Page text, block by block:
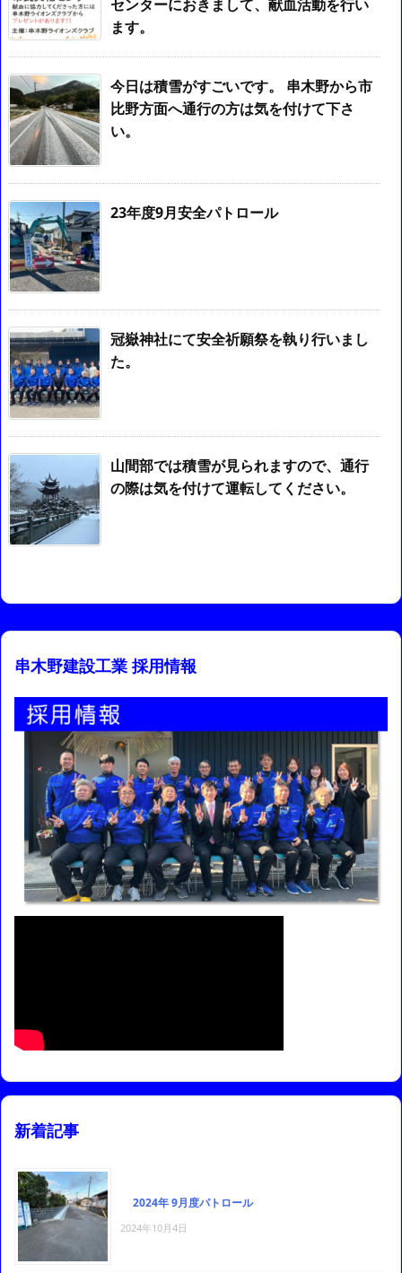
センターにおきまして、献血活動を行い
ます。
今日は積雪がすごいです。 串木野から市
比野方面へ通行の方は気を付けて下さ
い。
23年度9月安全パトロール
冠嶽神社にて安全祈願祭を執り行いまし
た。
山間部では積雪が見られますので、通行
の際は気を付けて運転してください。
串木野建設工業 採用情報
新着記事
2024年 9月度パトロール
2024年10月4日